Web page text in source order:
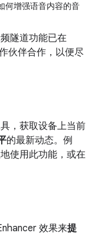
何增强语音内容的音
隧道功能已在
伙伴合作，以便尽
，获取设备上当前
的最新动态。例
使用此功能，或在
效果来提